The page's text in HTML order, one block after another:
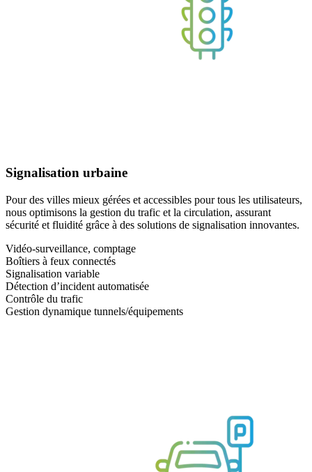
Signalisation urbaine
Pour des villes mieux gérées et accessibles pour tous les utilisateurs,
nous optimisons la gestion du trafic et la circulation, assurant
sécurité et fluidité grâce à des solutions de signalisation innovantes.
Vidéo-surveillance, comptage
Boîtiers à feux connectés
Signalisation variable
Détection d’incident automatisée
Contrôle du trafic
Gestion dynamique tunnels/équipements